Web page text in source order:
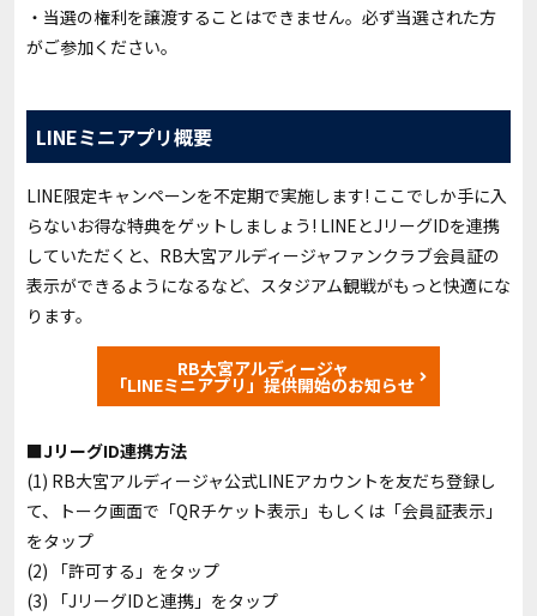
・当選の権利を譲渡することはできません。必ず当選された方
がご参加ください。
LINEミニアプリ概要
LINE限定キャンペーンを不定期で実施します! ここでしか手に入
らないお得な特典をゲットしましょう! LINEとJリーグIDを連携
していただくと、RB大宮アルディージャファンクラブ会員証の
表示ができるようになるなど、スタジアム観戦がもっと快適にな
ります。
RB大宮アルディージャ
「LINEミニアプリ」提供開始のお知らせ
■JリーグID連携方法
(1) RB大宮アルディージャ公式LINEアカウントを友だち登録し
て、トーク画面で「QRチケット表示」もしくは「会員証表示」
をタップ
(2) 「許可する」をタップ
(3) 「JリーグIDと連携」をタップ